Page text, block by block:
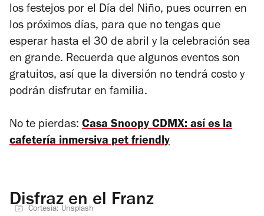
los festejos por el Día del Niño, pues ocurren en
los próximos días, para que no tengas que
esperar hasta el 30 de abril y la celebración sea
en grande. Recuerda que algunos eventos son
gratuitos, así que la diversión no tendrá costo y
podrán disfrutar en familia.
No te pierdas: Casa Snoopy CDMX: así es la
cafetería inmersiva pet friendly
Disfraz en el Franz
Cortesía: Unsplash